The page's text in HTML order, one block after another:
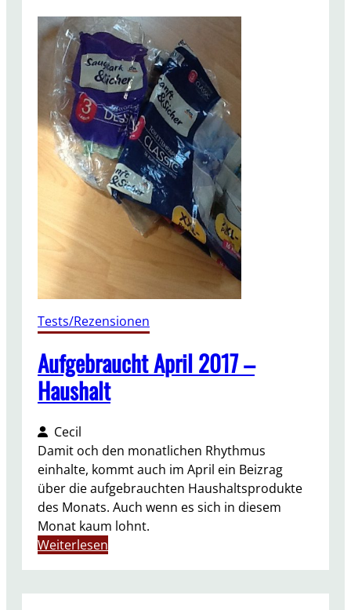
Tests/Rezensionen
Aufgebraucht April 2017 –
Haushalt
Cecil
Damit och den monatlichen Rhythmus
einhalte, kommt auch im April ein Beizrag
über die aufgebrauchten Haushaltsprodukte
des Monats. Auch wenn es sich in diesem
Monat kaum lohnt.
Weiterlesen